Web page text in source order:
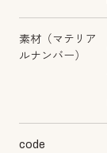
素材（マテリア
ルナンバー）
code